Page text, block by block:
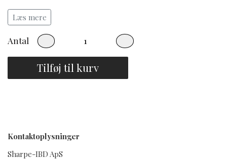
Brug Galvanic Spa sammen med produkter som
vores Galvanic Facial Gels with ageLOC og Tru Face
Line Corrector, og opnå resultater, der er målrettet
kilderne til hudens synlige tegn på aldring. Fine linjer
og rynker fremstår glattere, ansigtsfarven bliver
opfrisket til at give et smukt, mere ungdommeligt
udseende.
som hjælper med at give huden anti-ageing-
ingredienser. Dette apparat til hjemmebrug har flere
Læs mere
Antal
Tilføj til kurv
Kontaktoplysninger
Sharpe-IBD ApS